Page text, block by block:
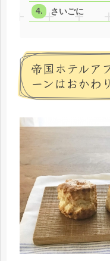
さいごに
帝国ホテルア
ーンはおかわ